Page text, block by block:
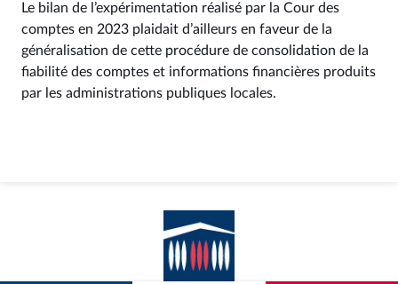
Le bilan de l’expérimentation réalisé par la Cour des
comptes en 2023 plaidait d’ailleurs en faveur de la
généralisation de cette procédure de consolidation de la
fiabilité des comptes et informations financières produits
par les administrations publiques locales.